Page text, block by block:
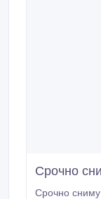
Срочно
Срочно